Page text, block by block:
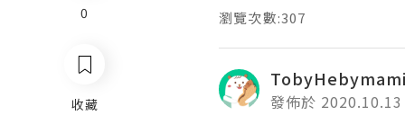
0
收藏
瀏覽次數:307
發佈於 2020.10.13